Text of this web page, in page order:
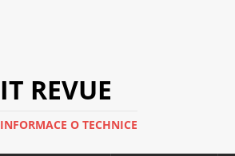
IT REVUE
INFORMACE O TECHNICE